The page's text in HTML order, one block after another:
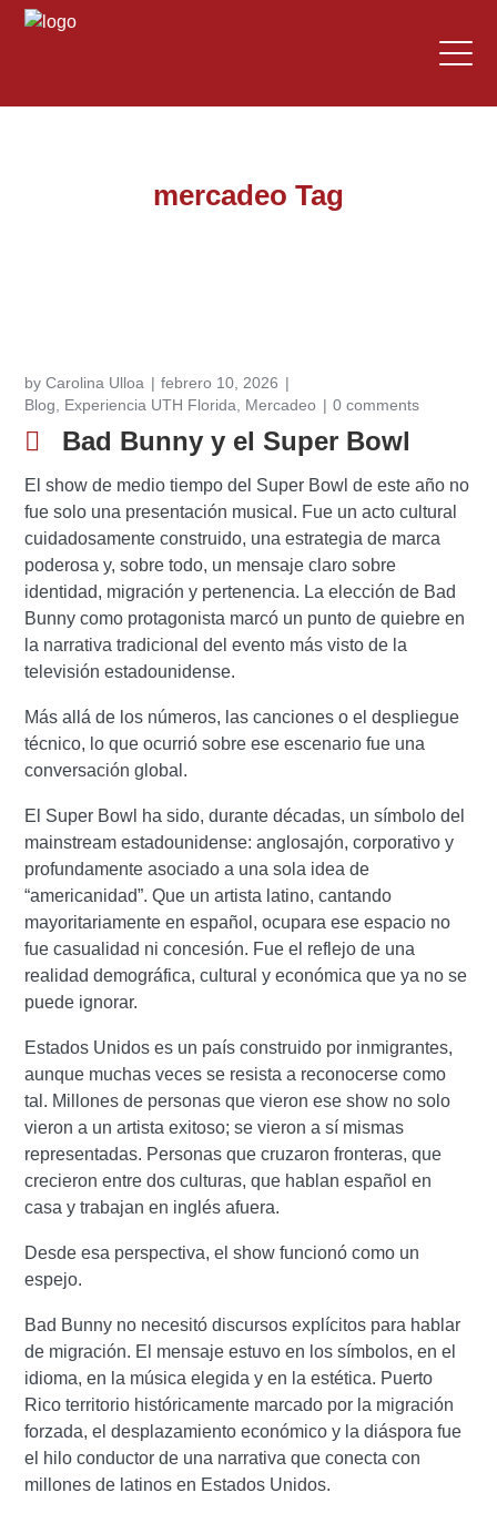
mercadeo Tag
byCarolina Ulloa
febrero 10, 2026
Blog
Experiencia UTH Florida Mercadeo 0 comments
Bad Bunny y el Super Bowl
El show de medio tiempo del Super Bowl de este año no
fue solo una presentación musical. Fue un acto cultural
cuidadosamente construido, una estrategia de marca
poderosa y, sobre todo, un mensaje claro sobre
identidad, migración y pertenencia. La elección de Bad
Bunny como protagonista marcó un punto de quiebre en
la narrativa tradicional del evento más visto de la
televisión estadounidense.
Más allá de los números, las canciones o el despliegue
técnico, lo que ocurrió sobre ese escenario fue una
conversación global.
El Super Bowl ha sido, durante décadas, un símbolo del
mainstream estadounidense: anglosajón, corporativo y
profundamente asociado a una sola idea de
“americanidad”. Que un artista latino, cantando
mayoritariamente en español, ocupara ese espacio no
fue casualidad ni concesión. Fue el reflejo de una
realidad demográfica, cultural y económica que ya no se
puede ignorar.
Estados Unidos es un país construido por inmigrantes,
aunque muchas veces se resista a reconocerse como
tal. Millones de personas que vieron ese show no solo
vieron a un artista exitoso; se vieron a sí mismas
representadas. Personas que cruzaron fronteras, que
crecieron entre dos culturas, que hablan español en
casa y trabajan en inglés afuera.
Desde esa perspectiva, el show funcionó como un
espejo.
Bad Bunny no necesitó discursos explícitos para hablar
de migración. El mensaje estuvo en los símbolos, en el
idioma, en la música elegida y en la estética. Puerto
Rico territorio históricamente marcado por la migración
forzada, el desplazamiento económico y la diáspora fue
el hilo conductor de una narrativa que conecta con
millones de latinos en Estados Unidos.